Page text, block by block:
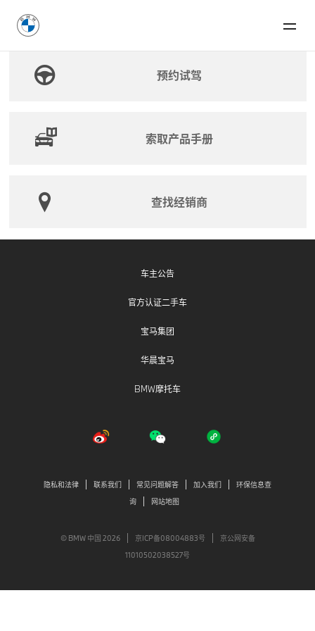
预约试驾
索取产品手册
查找经销商
车主公告
官方认证二手车
宝马集团
华晨宝马
BMW摩托车
隐私和法律 联系我们 常见问题解答 加入我们
环保信息查
询
网站地图
© BMW 中国 2026 京ICP备08004883号
京公网安备
11010502038527号